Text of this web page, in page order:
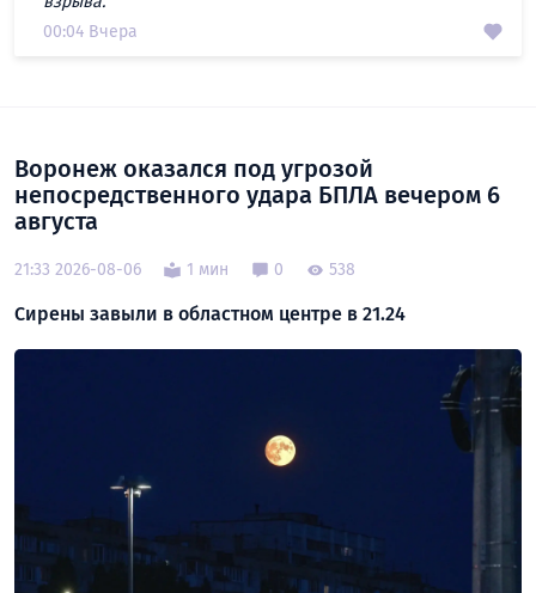
00:04 Вчера
Воронеж оказался под угрозой
непосредственного удара БПЛА вечером 6
августа
21:33 2026-08-06 1 мин 0 538
Сирены завыли в областном центре в 21.24